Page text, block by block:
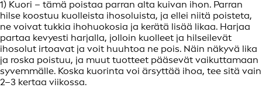
1) Kuori – tämä poistaa parran alta kuivan ihon. Parran
hilse koostuu kuolleista ihosoluista, ja ellei niitä poisteta,
ne voivat tukkia ihohuokosia ja kerätä lisää likaa. Harjaa
partaa kevyesti harjalla, jolloin kuolleet ja hilseilevät
ihosolut irtoavat ja voit huuhtoa ne pois. Näin näkyvä lika
ja roska poistuu, ja muut tuotteet pääsevät vaikuttamaan
syvemmälle. Koska kuorinta voi ärsyttää ihoa, tee sitä vain
2–3 kertaa viikossa.